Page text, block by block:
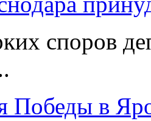
споров
Победы в